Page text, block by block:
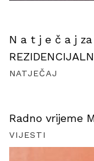
N a t j e č a j za
NATJEČAJ
Radno vrijeme
VIJESTI